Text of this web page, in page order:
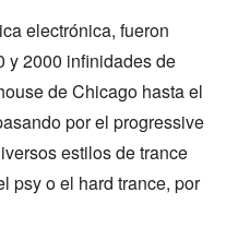
electrónica, fueron
y 2000 infinidades de
de Chicago hasta el
por el progressive
estilos de trance
psy o el hard trance, por